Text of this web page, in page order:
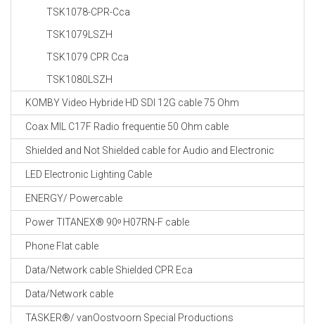
TSK1078-CPR-Cca
TSK1079LSZH
TSK1079 CPR Cca
TSK1080LSZH
KOMBY Video Hybride HD SDI 12G cable 75 Ohm
Coax MIL C17F Radio frequentie 50 Ohm cable
Shielded and Not Shielded cable for Audio and Electronic
LED Electronic Lighting Cable
ENERGY/ Powercable
Power TITANEX® 90ᵒ H07RN-F cable
Phone Flat cable
Data/Network cable Shielded CPR Eca
Data/Network cable
TASKER®/ vanOostvoorn Special Productions